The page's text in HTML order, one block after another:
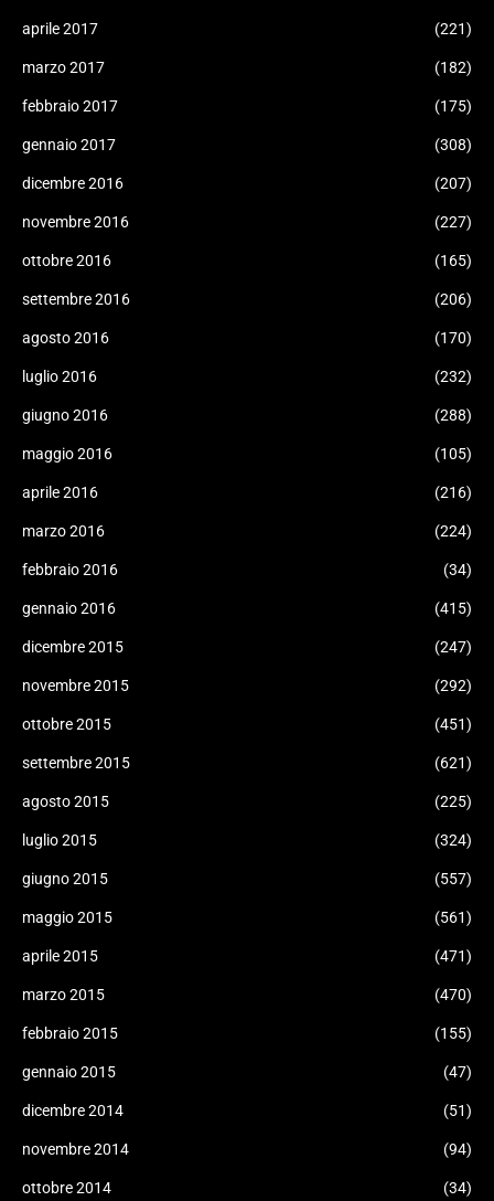
aprile 2017 (221)
marzo 2017 (182)
febbraio 2017 (175)
gennaio 2017 (308)
dicembre 2016 (207)
novembre 2016 (227)
ottobre 2016 (165)
settembre 2016 (206)
agosto 2016 (170)
luglio 2016 (232)
giugno 2016 (288)
maggio 2016 (105)
aprile 2016 (216)
marzo 2016 (224)
febbraio 2016 (34)
gennaio 2016 (415)
dicembre 2015 (247)
novembre 2015 (292)
ottobre 2015 (451)
settembre 2015 (621)
agosto 2015 (225)
luglio 2015 (324)
giugno 2015 (557)
maggio 2015 (561)
aprile 2015 (471)
marzo 2015 (470)
febbraio 2015 (155)
gennaio 2015 (47)
dicembre 2014 (51)
novembre 2014 (94)
ottobre 2014 (34)